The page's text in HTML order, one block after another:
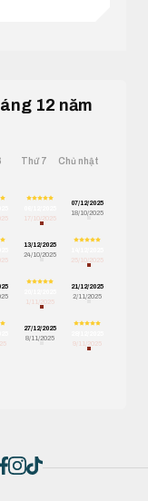
12 năm
Thứ 7 Chủ nhật
17/10/2025
07/12/2025
18/10/2025
13/12/2025
24/10/2025
25/10/2025
1/11/2025
21/12/2025
2/11/2025
27/12/2025
8/11/2025
9/11/2025